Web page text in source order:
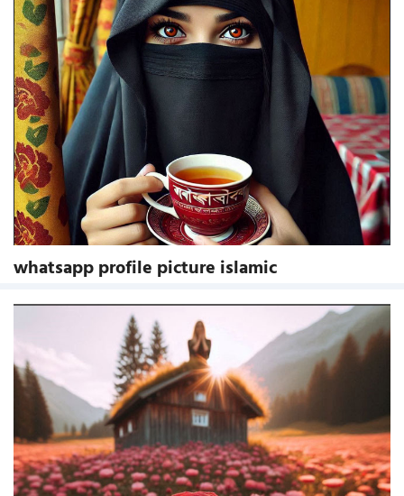
whatsapp profile picture islamic